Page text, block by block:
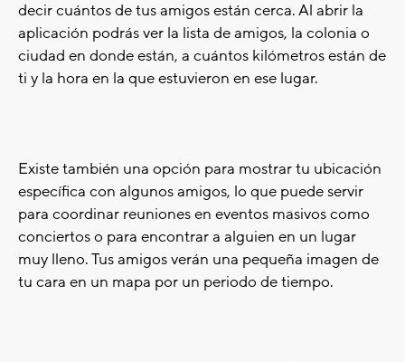
decir cuántos de tus amigos están cerca. Al abrir la
aplicación podrás ver la lista de amigos, la colonia o
ciudad en donde están, a cuántos kilómetros están de
ti y la hora en la que estuvieron en ese lugar.
Existe también una opción para mostrar tu ubicación
específica con algunos amigos, lo que puede servir
para coordinar reuniones en eventos masivos como
conciertos o para encontrar a alguien en un lugar
muy lleno. Tus amigos verán una pequeña imagen de
tu cara en un mapa por un periodo de tiempo.